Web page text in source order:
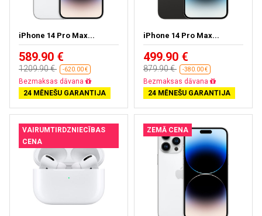
iPhone 14 Pro Max...
589.90 €
1209.90 € -620.00 €
Bezmaksas piegāde
24 MĒNEŠU GARANTIJA
iPhone 14 Pro Max...
499.90 €
879.90 € -380.00 €
Bezmaksas piegāde
24 MĒNEŠU GARANTIJA
VAIRUMTIRDZNIECĪBAS
CENA
ZEMĀ CENA